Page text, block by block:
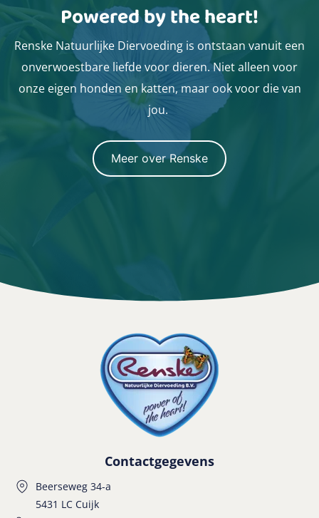
Powered by the heart!
Renske Natuurlijke Diervoeding is ontstaan vanuit een
onverwoestbare liefde voor dieren. Niet alleen voor
onze eigen honden en katten, maar ook voor die van
jou.
Meer over Renske
Contactgegevens
Beerseweg 34-a
5431 LC Cuijk